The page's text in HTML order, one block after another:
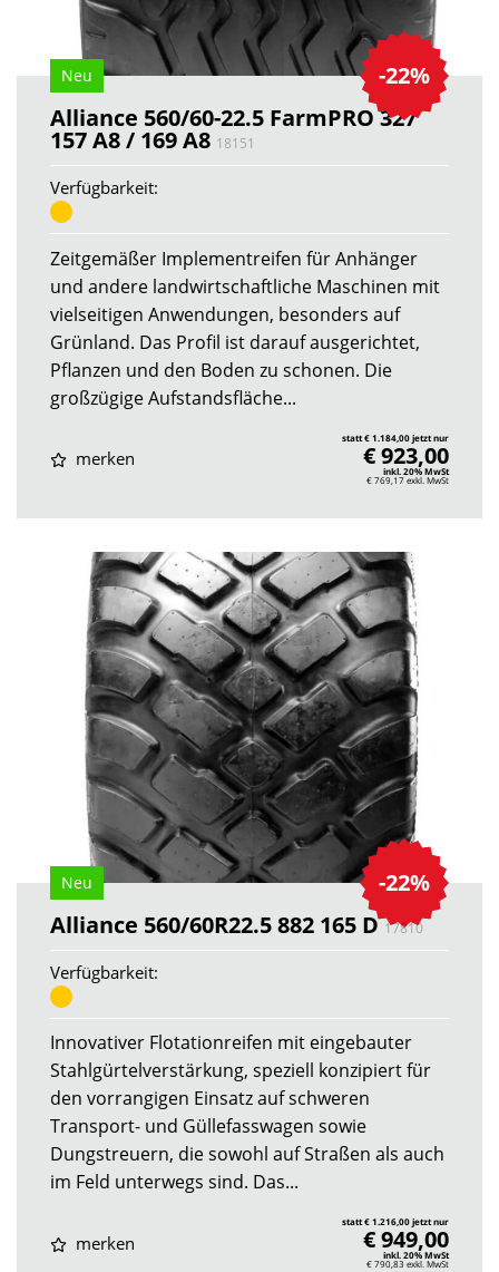
-22%
Neu
Alliance 560/60-22.5 FarmPRO 327
157 A8 / 169 A8 18151
Verfügbarkeit:
Zeitgemäßer Implementreifen für Anhänger
und andere landwirtschaftliche Maschinen mit
vielseitigen Anwendungen, besonders auf
Grünland. Das Profil ist darauf ausgerichtet,
Pflanzen und den Boden zu schonen. Die
großzügige Aufstandsfläche...
merken
statt € 1.184,00 jetzt nur
€ 923,00
inkl. 20% MwSt
€ 769,17exkl. MwSt
-22%
Neu
Alliance 560/60R22.5 882 165 D17810
Verfügbarkeit:
Innovativer Flotationreifen mit eingebauter
Stahlgürtelverstärkung, speziell konzipiert für
den vorrangigen Einsatz auf schweren
Transport- und Güllefasswagen sowie
Dungstreuern, die sowohl auf Straßen als auch
im Feld unterwegs sind. Das...
merken
statt € 1.216,00 jetzt nur
€ 949,00
inkl. 20% MwSt
€ 790,83 exkl. MwSt